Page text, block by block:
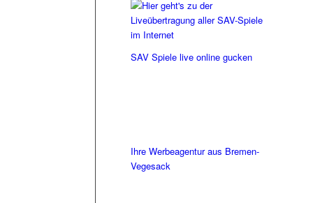
SAV Spiele live online gucken
Ihre Werbeagentur aus Bremen-
Vegesack